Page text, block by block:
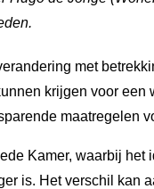
met
krijgen voor
maatregelen
Kamer, waarbij
is. Het verschil kan